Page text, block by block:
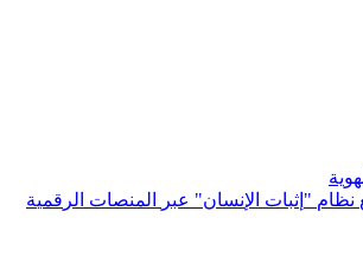
نظام " ثبات لنسان" عبر لمنصات لر قمية